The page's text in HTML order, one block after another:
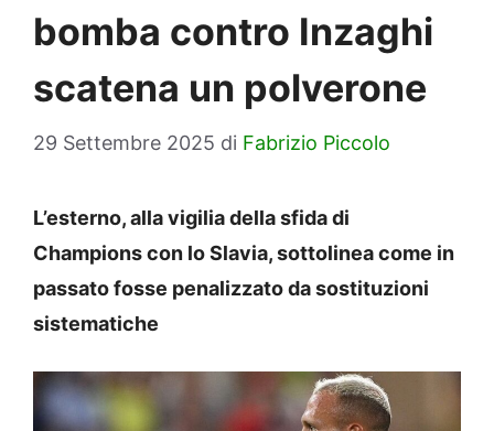
bomba contro Inzaghi
scatena un polverone
29 Settembre 2025 di Fabrizio Piccolo
L’esterno, alla vigilia della sfida di
Champions con lo Slavia, sottolinea come in
passato fosse penalizzato da sostituzioni
sistematiche